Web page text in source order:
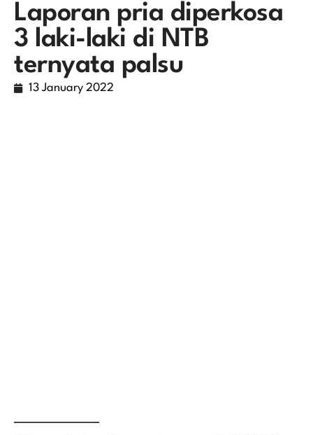
Laporan pria diperkosa
3 laki-laki di NTB
ternyata palsu
13 January 2022